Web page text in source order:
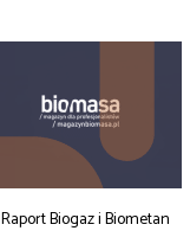
Raport Biogaz i Biometan